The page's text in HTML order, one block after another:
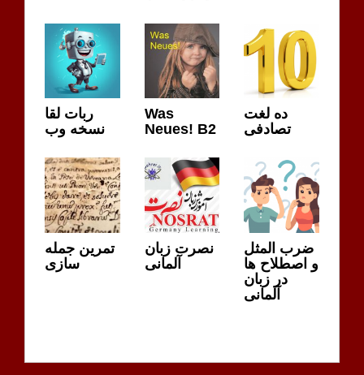
ربات لقا
نسخه وب
Was
Neues! B2
ده لغت
تصادفی
تمرین جمله
سازی
نصرت زبان
آلمانی
ضرب المثل
و اصطلاح ها
در زبان
آلمانی